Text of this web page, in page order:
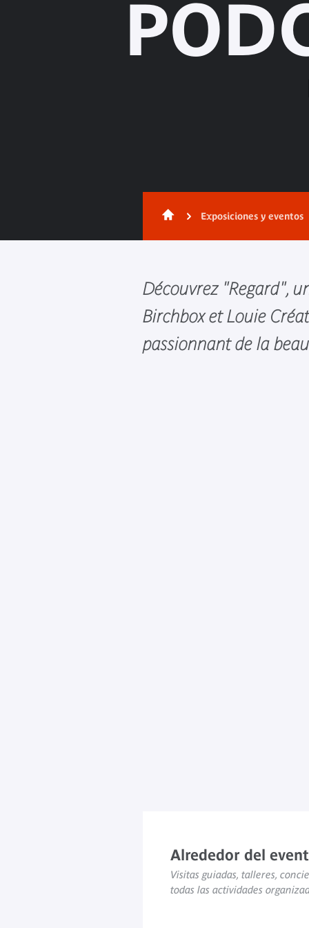
Exposiciones y eventos
Découvrez "Regard",
Birchbox et Louie
passionnant de la
Alrededor del
Visitas guiadas, talleres,
todas las actividades